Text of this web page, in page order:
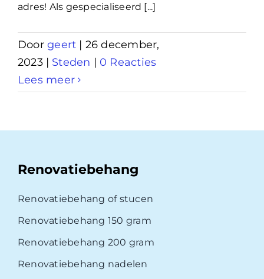
adres! Als gespecialiseerd [...]
Doorgeert | 26 december,
2023 | Steden | 0 Reacties
Lees meer
Renovatiebehang
Renovatiebehang of stucen
Renovatiebehang 150 gram
Renovatiebehang 200 gram
Renovatiebehang nadelen